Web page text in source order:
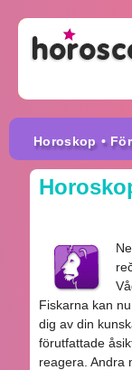
Horoskop •
Fiskarna kan
dig av din
förutfattade
reagera. Andra